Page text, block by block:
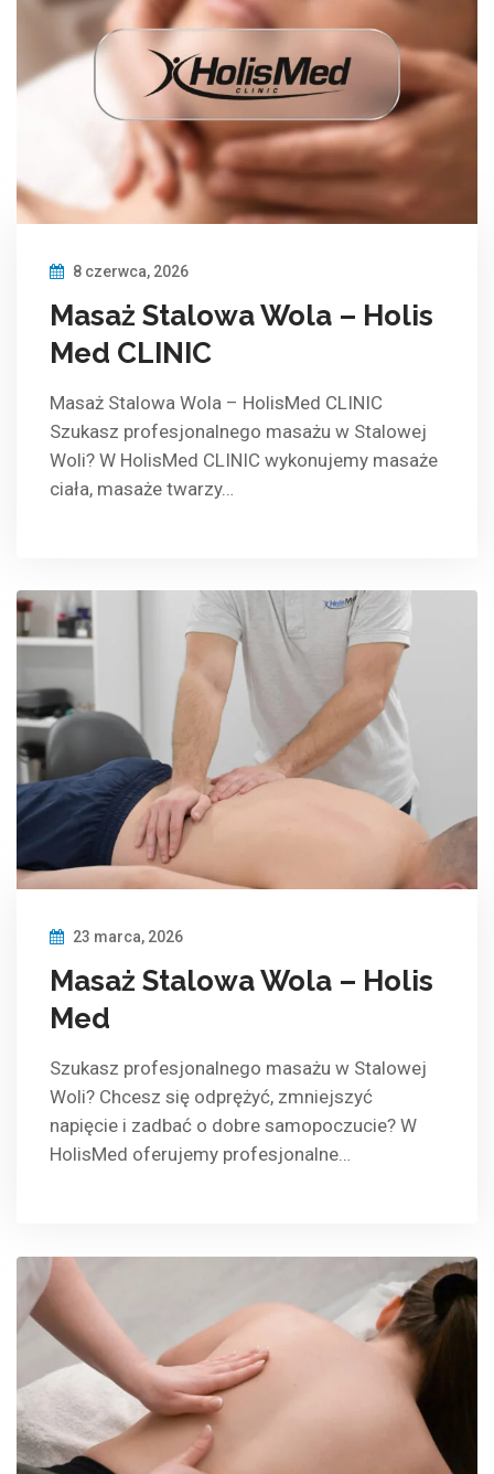
8 czerwca, 2026
Masaż Stalowa Wola – Holis
Med CLINIC
Masaż Stalowa Wola – HolisMed CLINIC
Szukasz profesjonalnego masażu w Stalowej
Woli? W HolisMed CLINIC wykonujemy masaże
ciała, masaże twarzy…
23 marca, 2026
Masaż Stalowa Wola – Holis
Med
Szukasz profesjonalnego masażu w Stalowej
Woli? Chcesz się odprężyć, zmniejszyć
napięcie i zadbać o dobre samopoczucie? W
HolisMed oferujemy profesjonalne…